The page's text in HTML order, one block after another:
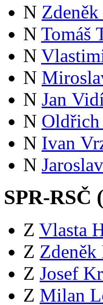
N
N Tomáš
N
N
N Jan
N
N Ivan
N
SPR-RSČ (
Z Vlasta
Z Zdeněk
Z Josef
Z Milan